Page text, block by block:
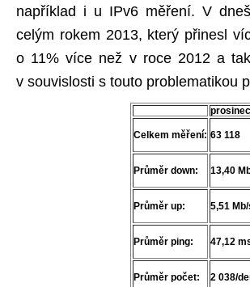
například i u IPv6 měření. V
celým rokem 2013, který přinesl
o 11% více než v roce 2012 a
v souvislosti s touto problematikou
Celkem měření: 63 118
Průměr down: 13,40
Průměr up: 5,51 Mb/
Průměr ping: 47,12
Průměr počet: 2 038/